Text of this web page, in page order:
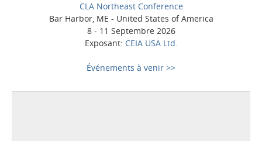
CLA Northeast Conference
Bar Harbor, ME - United States of America
8 - 11 Septembre 2026
Exposant: CEIA USA Ltd.
Événements à venir >>